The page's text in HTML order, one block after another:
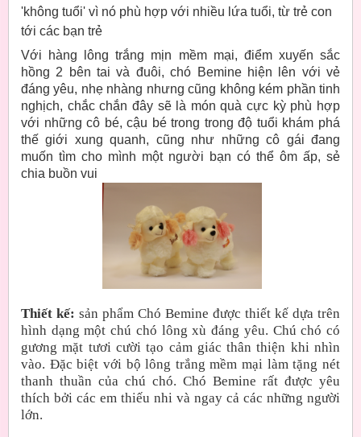
'không tuổi' vì nó phù hợp với nhiều lứa tuổi, từ trẻ con
tới các bạn trẻ
Với hàng lông trắng mịn mềm mại, điểm xuyến sắc
hồng 2 bên tai và đuôi, chó Bemine hiện lên với vẻ
đáng yêu, nhẹ nhàng nhưng cũng không kém phần tinh
nghịch, chắc chắn đây sẽ là món quà cực kỳ phù hợp
với những cô bé, cậu bé trong trong độ tuổi khám phá
thế giới xung quanh, cũng như những cô gái đang
muốn tìm cho mình một người bạn có thể ôm ấp, sẻ
chia buồn vui
Thiết kế: sản phẩm Chó Bemine được thiết kế dựa trên
hình dạng một chú chó lông xù đáng yêu. Chú chó có
gương mặt tươi cười tạo cảm giác thân thiện khi nhìn
vào. Đặc biệt với bộ lông trắng mềm mại làm tặng nét
thanh thuần của chú chó. Chó Bemine rất được yêu
thích bởi các em thiếu nhi và ngay cả các những người
lớn.